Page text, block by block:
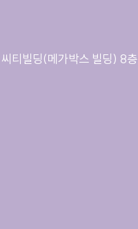
티빌딩(메가박스 빌딩) 8층